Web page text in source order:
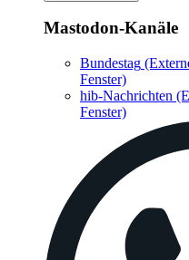
Mastodon-Kanäle
Bundestag
Fenster)
hib-Nachrichten
Fenster)